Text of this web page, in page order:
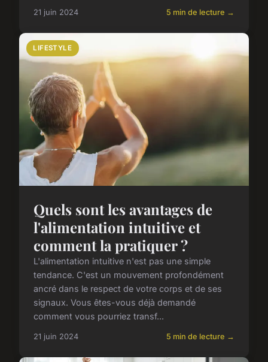
21 juin 2024 5 min de lecture →
LIFESTYLE
Quels sont les avantages de
l'alimentation intuitive et
comment la pratiquer ?
L'alimentation intuitive n'est pas une simple
tendance. C'est un mouvement profondément
ancré dans le respect de votre corps et de ses
signaux. Vous êtes-vous déjà demandé
comment vous pourriez transf...
21 juin 2024 5 min de lecture →